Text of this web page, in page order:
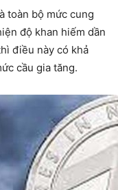
toàn bộ mức cung
độ khan hiếm dần
điều này có khả
cầu gia tăng.